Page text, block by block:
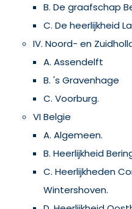
B. De graafschap
C. De heerlijkheid
IV. Noord- en
A. Assendelft
B. 's Gravenhage
C. Voorburg.
VI Belgie
A. Algemeen.
B. Heerlijkheid
C. Heerlijkheden
Wintershoven.